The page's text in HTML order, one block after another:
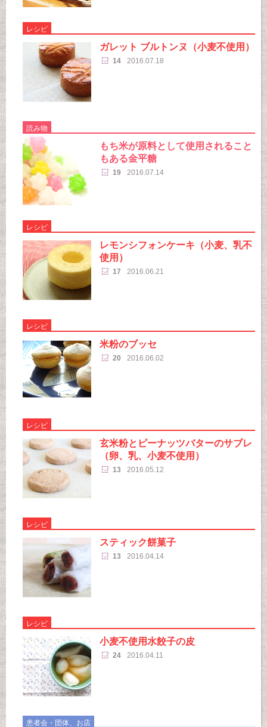
レシピ
ガレット ブルトンヌ（小麦不使用）
14 2016.07.18
読み物
もち米が原料として使用されること
もある金平糖
19 2016.07.14
レシピ
レモンシフォンケーキ（小麦、乳不
使用）
17 2016.06.21
レシピ
米粉のブッセ
20 2016.06.02
レシピ
玄米粉とピーナッツバターのサブレ
（卵、乳、小麦不使用）
13 2016.05.12
レシピ
スティック餅菓子
13 2016.04.14
レシピ
小麦不使用水餃子の皮
24 2016.04.11
患者会・団体、お店